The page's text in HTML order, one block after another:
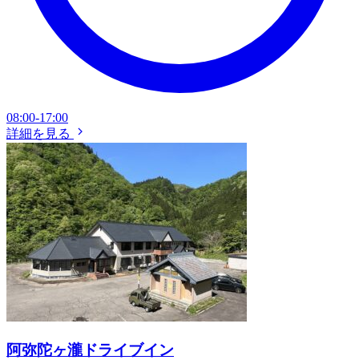
08:00-17:00
詳細を見る
阿弥陀ヶ瀧ドライブイン